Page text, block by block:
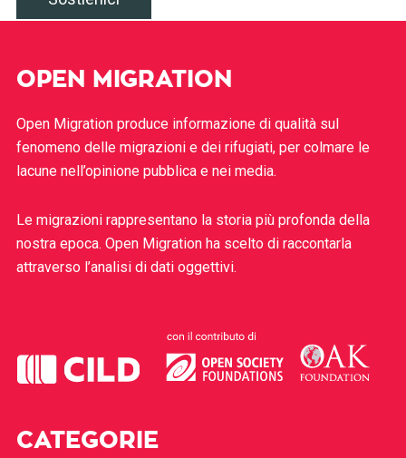
OPEN MIGRATION
Open Migration produce informazione di qualità sul
fenomeno delle migrazioni e dei rifugiati, per colmare le
lacune nell’opinione pubblica e nei media.
Le migrazioni rappresentano la storia più profonda della
nostra epoca. Open Migration ha scelto di raccontarla
attraverso l’analisi di dati oggettivi.
CATEGORIE